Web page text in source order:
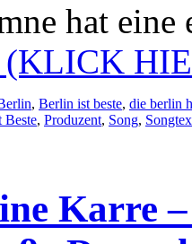
hat eine
(KLICK
, Berlin ist beste, die berlin
Beste, Produzent, Song,
Karre